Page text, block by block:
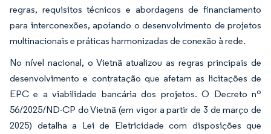
regras, requisitos técnicos e abordagens de financiamento
para interconexões, apoiando o desenvolvimento de projetos
multinacionais e práticas harmonizadas de conexão à rede.
No nível nacional, o Vietnã atualizou as regras principais de
desenvolvimento e contratação que afetam as licitações de
EPC e a viabilidade bancária dos projetos. O Decreto nº
56/2025/ND-CP do Vietnã (em vigor a partir de 3 de março de
2025) detalha a Lei de Eletricidade com disposições que